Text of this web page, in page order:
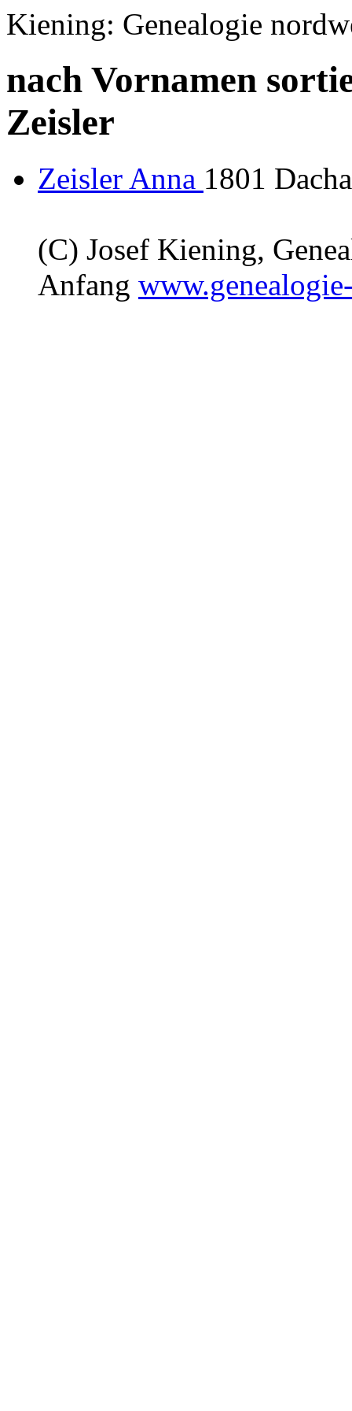
Kiening: Genealogie
nach Vornamen
Zeisler
Zeisler Anna 1801
(C) Josef Kiening,
Anfang